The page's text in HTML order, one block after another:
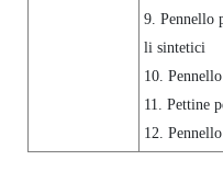
9. Pennello
li sintetici
10.
11. Pettine
12.